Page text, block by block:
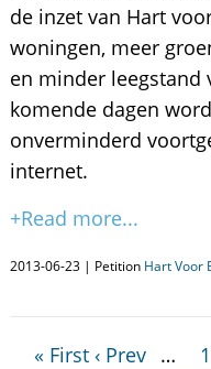
de inzet van Hart
woningen, meer
en minder leegstand
komende dagen
onverminderd
internet.
+Read more...
2013-06-23 | Petition Hart Voor
« First ‹ Prev …